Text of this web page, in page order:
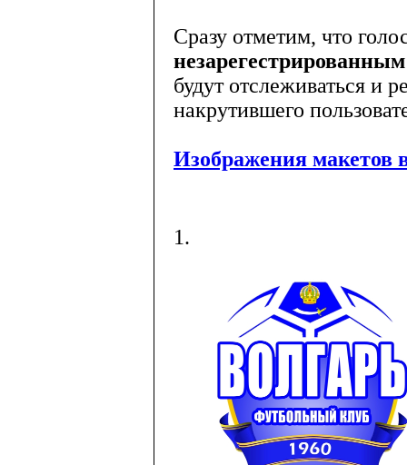
Сразу отметим, что
незарегестрированным
будут отслеживаться и
накрутившего
Изображения макетов
1.